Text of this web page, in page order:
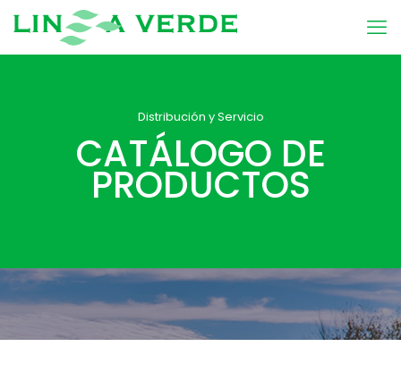
Distribución y Servicio
CATÁLOGO DE
PRODUCTOS